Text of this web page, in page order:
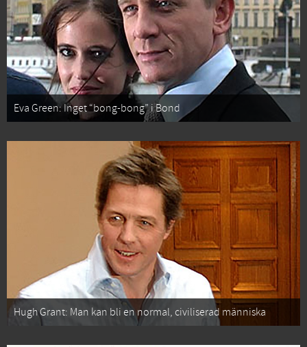
Eva Green: Inget “bong-bong” i Bond
Hugh Grant: Man kan bli en normal, civiliserad människa